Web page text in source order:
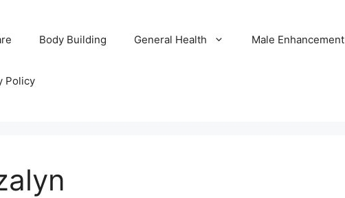
Body Building General Health Male Enhancement
Policy